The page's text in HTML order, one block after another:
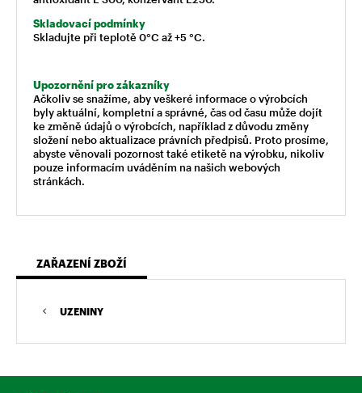
Skladovací podmínky
Skladujte při teplotě 0°C až +5 °C.
Upozornění pro zákazníky
Ačkoliv se snažíme, aby veškeré informace o výrobcích
byly aktuální, kompletní a správné, čas od času může dojít
ke změně údajů o výrobcích, například z důvodu změny
složení nebo aktualizace právních předpisů. Proto prosíme,
abyste věnovali pozornost také etiketě na výrobku, nikoliv
pouze informacím uváděním na našich webových
stránkách.
ZAŘAZENÍ ZBOŽÍ
UZENINY